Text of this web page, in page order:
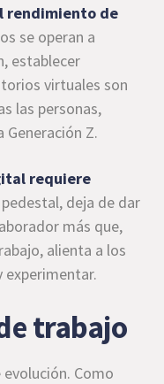
rendimiento de
se operan a
establecer
virtuales son
las personas,
Generación Z.
requiere
deja de dar
más que,
alienta a los
experimentar.
trabajo
Como